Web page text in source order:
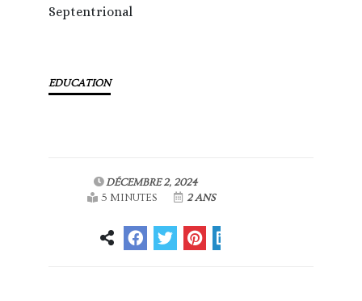
Septentrional
EDUCATION
DÉCEMBRE 2, 2024
5 MINUTES
2 ANS